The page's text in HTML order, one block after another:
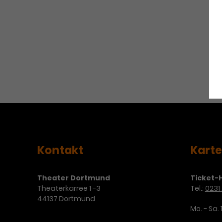
Kontakt
Theater Dortmund
Theaterkarree 1 -3
44137 Dortmund
Ticket-
Tel.:
Mo. - Sa.